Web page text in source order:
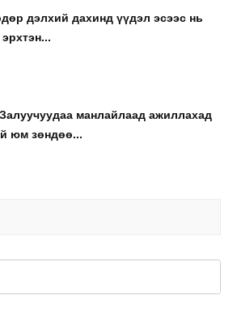
дэлхий дахинд үүдэл эсээс нь
манлайлаад ажиллахад
юм зөндөө...